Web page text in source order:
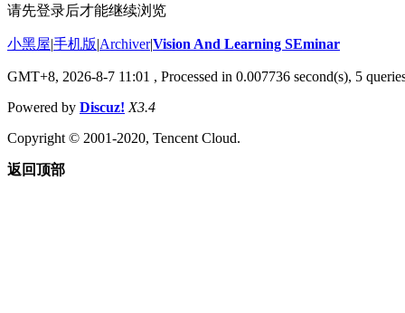
请先登录后才能继续浏览
小黑屋|手机版|Archiver|Vision And Learning SEminar
GMT+8, 2026-8-7 11:01 , Processed in 0.007736 second(s), 5
Powered by Discuz! X3.4
Copyright © 2001-2020, Tencent Cloud.
返回顶部